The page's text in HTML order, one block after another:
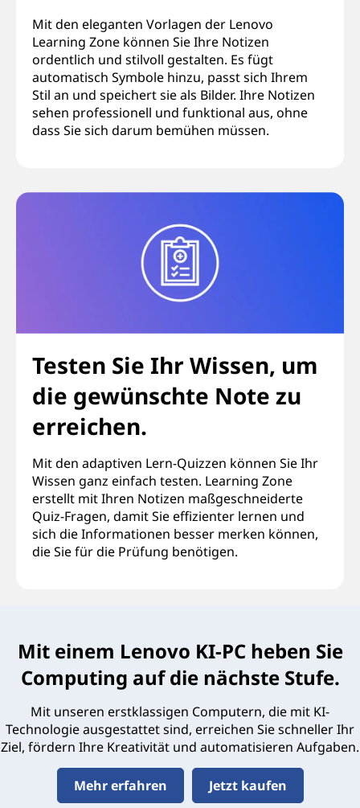
Mit den eleganten Vorlagen der Lenovo
Learning Zone können Sie Ihre Notizen
ordentlich und stilvoll gestalten. Es fügt
automatisch Symbole hinzu, passt sich Ihrem
Stil an und speichert sie als Bilder. Ihre Notizen
sehen professionell und funktional aus, ohne
dass Sie sich darum bemühen müssen.
Testen Sie Ihr Wissen, um
die gewünschte Note zu
erreichen.
Mit den adaptiven Lern-Quizzen können Sie Ihr
Wissen ganz einfach testen. Learning Zone
erstellt mit Ihren Notizen maßgeschneiderte
Quiz-Fragen, damit Sie effizienter lernen und
sich die Informationen besser merken können,
die Sie für die Prüfung benötigen.
Mit einem Lenovo KI-PC heben Sie
Computing auf die nächste Stufe.
Mit unseren erstklassigen Computern, die mit KI-
Technologie ausgestattet sind, erreichen Sie schneller Ihr
Ziel, fördern Ihre Kreativität und automatisieren Aufgaben.
Mehr erfahren Jetzt kaufen